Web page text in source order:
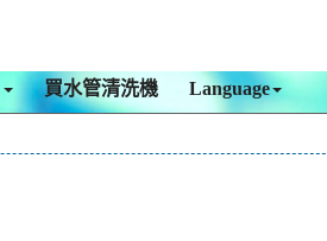
買水管清洗機 Language